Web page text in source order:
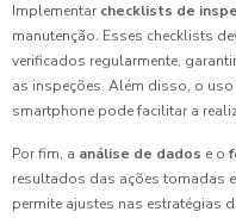
Implementar checklists de
manutenção. Esses checklists
verificados regularmente,
as inspeções. Além disso, o
smartphone pode facilitar a
Por fim, a análise de dados e o
resultados das ações tomadas
permite ajustes nas estratégias